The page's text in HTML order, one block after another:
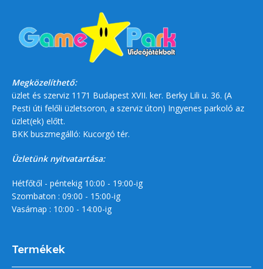
Megközelíthető:
üzlet és szerviz 1171 Budapest XVII. ker. Berky Lili u. 36. (A
Pesti úti felőli üzletsoron, a szerviz úton) Ingyenes parkoló az
üzlet(ek) előtt.
BKK buszmegálló: Kucorgó tér.
Üzletünk nyitvatartása:
Hétfőtől - péntekig 10:00 - 19:00-ig
Szombaton : 09:00 - 15:00-ig
Vasárnap : 10:00 - 14:00-ig
Termékek